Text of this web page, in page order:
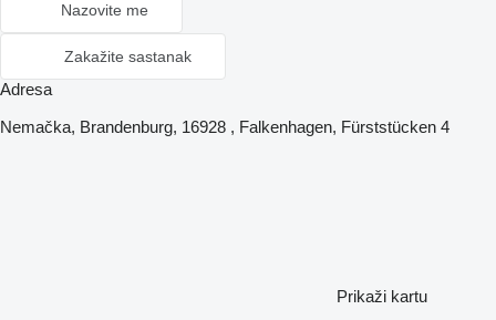
Nazovite me
Zakažite sastanak
Adresa
Nemačka, Brandenburg, 16928 , Falkenhagen, Fürststücken 4
Prikaži kartu